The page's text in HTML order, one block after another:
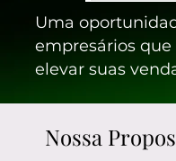
Uma
empresários que
elevar suas
Nossa